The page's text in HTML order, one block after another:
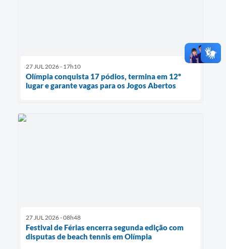
27 JUL 2026 - 17h10
Olímpia conquista 17 pódios, termina em 12º
lugar e garante vagas para os Jogos Abertos
27 JUL 2026 - 08h48
Festival de Férias encerra segunda edição com
disputas de beach tennis em Olímpia